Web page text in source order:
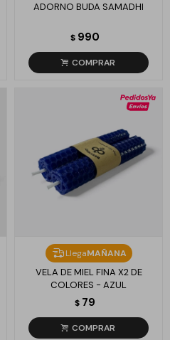
ADORNO BUDA SAMADHI
$ 990
LlegaMAÑANA
VELA DE MIEL FINA X2 DE
COLORES - AZUL
$ 79